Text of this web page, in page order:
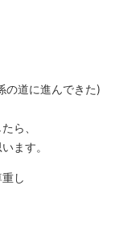
の道に進んできた)
ら、
ます。
し